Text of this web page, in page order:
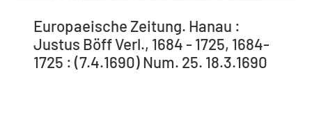
Europaeische Zeitung. Hanau :
Justus Böff Verl., 1684 - 1725, 1684-
1725 : (7.4.1690) Num. 25. 18.3.1690